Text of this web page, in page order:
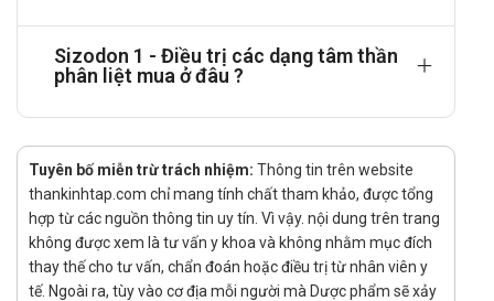
tâm thần phân liệt trẻ em dưới 15 tuổi.
tăng liều tùy theo điều chỉnh của cán bộ y tế
Với bệnh nhân rối loạn hành vi do sa sút trí tuệ:
Liều khởi đầu là 0,25 mg 2 lần / ngày, liều có thể tăng
lên nếu cần thiết và tối ưu là 0,5 mg 2 lần / ngày. Tuy
nhiên, ở một số bệnh nhân cho thấy tốt hơn 1 mg 2 lần
Sizodon 1 - Điều trị các dạng tâm thần
phân liệt mua ở đâu ?
Tuyên bố miễn trừ trách nhiệm: Thông tin trên website
thankinhtap.com chỉ mang tính chất tham khảo, được tổng
hợp từ các nguồn thông tin uy tín. Vì vậy. nội dung trên trang
không được xem là tư vấn y khoa và không nhằm mục đích
thay thế cho tư vấn, chẩn đoán hoặc điều trị từ nhân viên y
tế. Ngoài ra, tùy vào cơ địa mỗi người mà Dược phẩm sẽ xảy